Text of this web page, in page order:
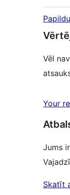
Vēl
Your
Jums
Skatīt